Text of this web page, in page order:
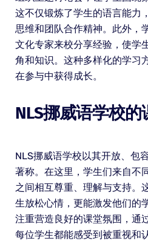
这不仅锻炼了学生的语言能力
思维和团队合作精神。此外，
文化专家来校分享经验，使学
角和知识。这种多样化的学习
在参与中获得成长。
NLS挪威语学校的
NLS挪威语学校以其开放、包
著称。在这里，学生们来自不
之间相互尊重、理解与支持。
生放松心情，更能激发他们的
注重营造良好的课堂氛围，通
每位学生都能感受到被重视和